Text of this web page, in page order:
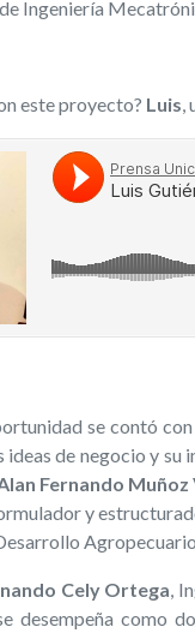
, de Ingeniería
este proyecto? Luis
se contó
ideas de negocio y su
Fernando Muñoz
y
Cely Ortega ,
desempeña como